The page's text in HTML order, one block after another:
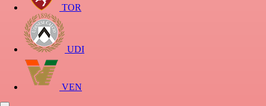
TOR
UDI
VEN